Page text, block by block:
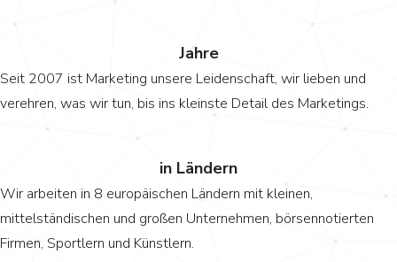
Jahre
Seit 2007 ist Marketing unsere Leidenschaft, wir lieben und
verehren, was wir tun, bis ins kleinste Detail des Marketings.
in Ländern
Wir arbeiten in 8 europäischen Ländern mit kleinen,
mittelständischen und großen Unternehmen, börsennotierten
Firmen, Sportlern und Künstlern.